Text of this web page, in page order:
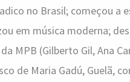
no Brasil; começou a
em música moderna;
MPB (Gilberto Gil, Ana
de Maria Gadú, Guelã,